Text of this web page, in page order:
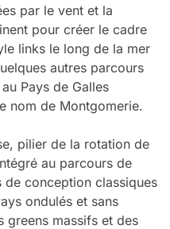
par le vent et la
pour créer le cadre
links le long de la mer
autres parcours
Pays de Galles
nom de Montgomerie.
pilier de la rotation de
au parcours de
conception classiques
ondulés et sans
greens massifs et des